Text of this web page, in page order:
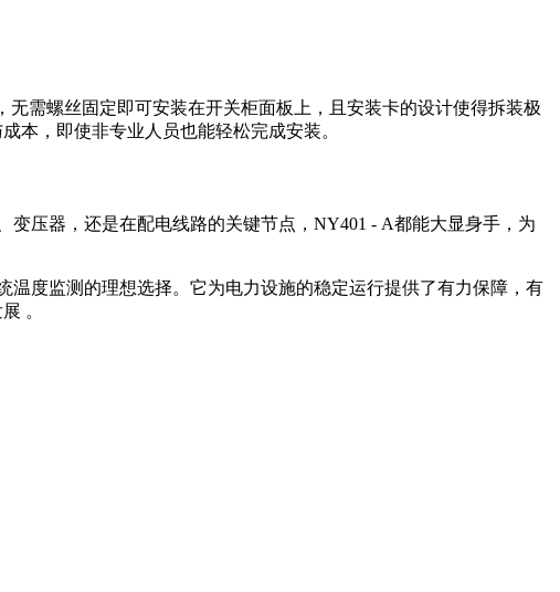
需螺丝固定即可安装在开关柜面板上，且安装卡的设计使得拆装极
本，即使非专业人员也能轻松完成安装。
压器，还是在配电线路的关键节点，NY401 - A都能大显身手，为
度监测的理想选择。它为电力设施的稳定运行提供了有力保障，有
。